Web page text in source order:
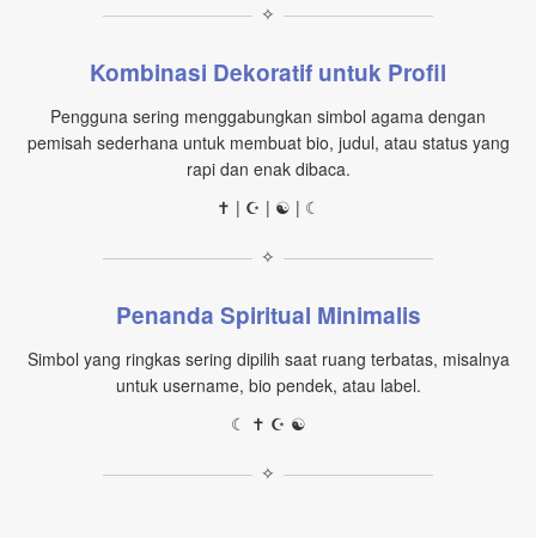
✧
Kombinasi Dekoratif untuk Profil
Pengguna sering menggabungkan simbol agama dengan
pemisah sederhana untuk membuat bio, judul, atau status yang
rapi dan enak dibaca.
✝ | ☪ | ☯ | ☾
✧
Penanda Spiritual Minimalis
Simbol yang ringkas sering dipilih saat ruang terbatas, misalnya
untuk username, bio pendek, atau label.
☾ ✝ ☪ ☯
✧